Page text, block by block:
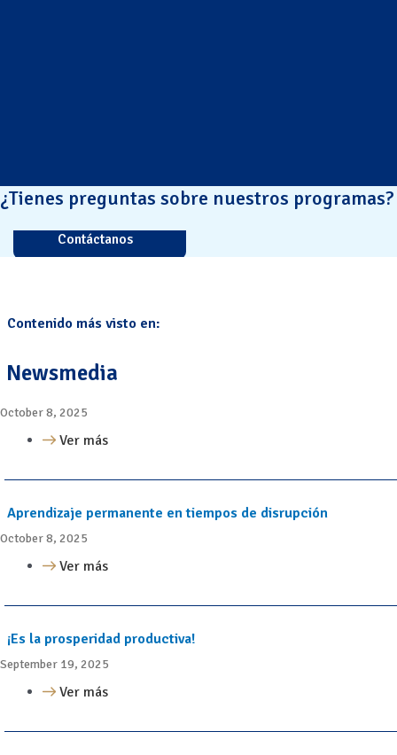
¿Tienes preguntas sobre nuestros programas?
Contáctanos
Contenido más visto en:
Newsmedia
October 8, 2025
Ver más
Aprendizaje permanente en tiempos de disrupción
October 8, 2025
Ver más
¡Es la prosperidad productiva!
September 19, 2025
Ver más